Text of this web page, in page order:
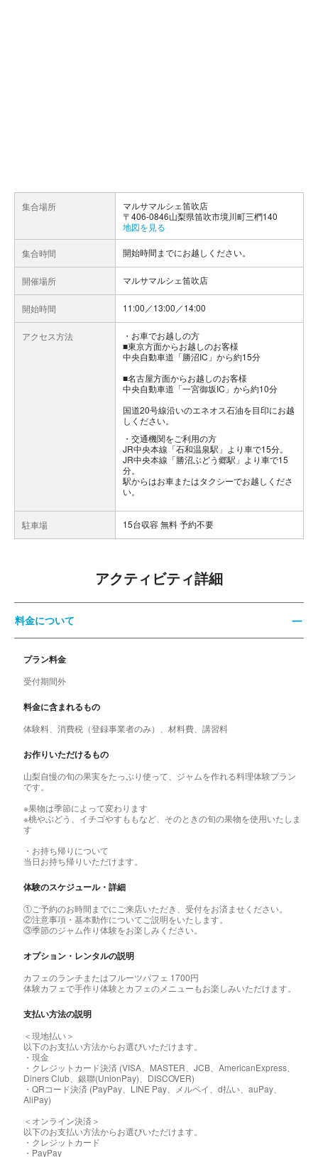
集合場所
マルサマルシェ笛吹店
〒406-0846山梨県笛吹市境川町三椚140
地図を見る
集合時間 開始時間までにお越しください。
開催場所 マルサマルシェ笛吹店
開始時間 11:00／13:00／14:00
アクセス方法
お車でお越しの方
■東京方面からお越しのお客様
中央自動車道「勝沼IC」から約15分
■名古屋方面からお越しのお客様
中央自動車道「一宮御坂IC」から約10分
国道20号線沿いのエネオス石油を目印にお越
しください。
交通機関をご利用の方
JR中央本線「石和温泉駅」より車で15分。
JR中央本線「勝沼ぶどう郷駅」より車で15
分。
駅からはお車またはタクシーでお越しくださ
い。
駐車場 15台収容 無料 予約不要
アクティビティ詳細
料金について
プラン料金
受付期間外
料金に含まれるもの
体験料、消費税（登録事業者のみ）、材料費、講習料
お作りいただけるもの
山梨自慢の旬の果実をたっぷり使って、ジャムを作れる料理体験プラン
です。
※果物は季節によって変わります
※桃やぶどう、イチゴやすももなど、そのときの旬の果物を使用いたしま
す
・お持ち帰りについて
当日お持ち帰りいただけます。
体験のスケジュール・詳細
①ご予約のお時間までにご来店いただき、受付をお済ませください。
②注意事項・基本動作についてご説明をいたします。
③季節のジャム作り体験をお楽しみください。
オプション・レンタルの説明
カフェのランチまたはフルーツパフェ 1700円
体験カフェで手作り体験とカフェのメニューもお楽しみいただけます。
支払い方法の説明
＜現地払い＞
以下のお支払い方法からお選びいただけます。
・現金
・クレジットカード決済 (VISA、MASTER、JCB、AmericanExpress、
Diners Club、銀聯(UnionPay)、DISCOVER)
・QRコード決済 (PayPay、LINE Pay、メルペイ、d払い、auPay、
AliPay)
＜オンライン決済＞
以下のお支払い方法からお選びいただけます。
・クレジットカード
・PayPay